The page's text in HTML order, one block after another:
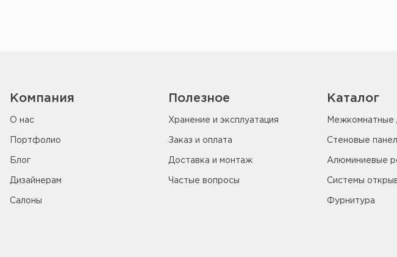
Компания
О нас
Портфолио
Блог
Дизайнерам
Салоны
Полезное
Хранение и эксплуатация
Заказ и оплата
Доставка и монтаж
Частые вопросы
Каталог
Межкомнатные
Стеновые
Алюминиевые
Системы
Фурнитура